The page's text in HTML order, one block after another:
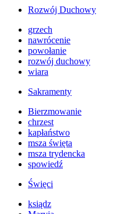
Rozwój Duchowy
grzech
nawrócenie
powołanie
rozwój duchowy
wiara
Sakramenty
Bierzmowanie
chrzest
kapłaństwo
msza święta
msza trydencka
spowiedź
Święci
ksiądz